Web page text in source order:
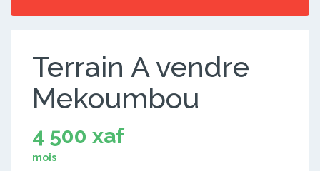
Terrain A vendre
Mekoumbou
4 500 xaf
mois